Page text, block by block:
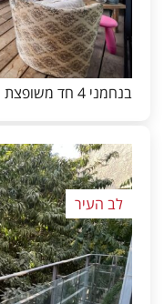
בנחמני 4 חד משופצת עם מרפסת גדולה
לב העיר